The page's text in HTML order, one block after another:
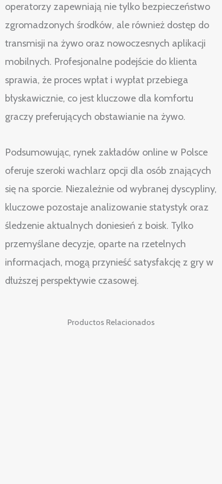
operatorzy zapewniają nie tylko bezpieczeństwo
zgromadzonych środków, ale również dostęp do
transmisji na żywo oraz nowoczesnych aplikacji
mobilnych. Profesjonalne podejście do klienta
sprawia, że proces wpłat i wypłat przebiega
błyskawicznie, co jest kluczowe dla komfortu
graczy preferujących obstawianie na żywo.
Podsumowując, rynek zakładów online w Polsce
oferuje szeroki wachlarz opcji dla osób znających
się na sporcie. Niezależnie od wybranej dyscypliny,
kluczowe pozostaje analizowanie statystyk oraz
śledzenie aktualnych doniesień z boisk. Tylko
przemyślane decyzje, oparte na rzetelnych
informacjach, mogą przynieść satysfakcję z gry w
dłuższej perspektywie czasowej.
Productos Relacionados